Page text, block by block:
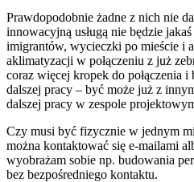
Prawdopodobnie żadne z nich nie
innowacyjną usługą nie będzie
imigrantów, wycieczki po mieście i
aklimatyzacji w połączeniu z już
coraz więcej kropek do połączenia
dalszej pracy – być może już z
dalszej pracy w zespole
Czy musi być fizycznie w jednym
można kontaktować się e-mailami
wyobrażam sobie np. budowania
bez bezpośredniego kontaktu.